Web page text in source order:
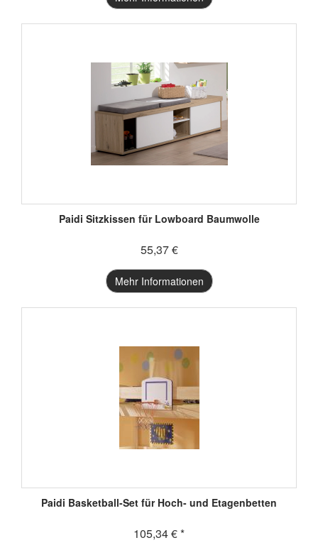
Paidi Sitzkissen für Lowboard Baumwolle
55,37 €
Mehr Informationen
Paidi Basketball-Set für Hoch- und Etagenbetten
105,34 € *